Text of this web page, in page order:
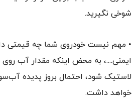
شوخی نگیرید.
• مهم نیست خودروی شما چه قیمتی
ایمنی....، به محض اینکه مقدار آب
لاستیک شود، احتمال بروز پدیده
خواهد داشت.